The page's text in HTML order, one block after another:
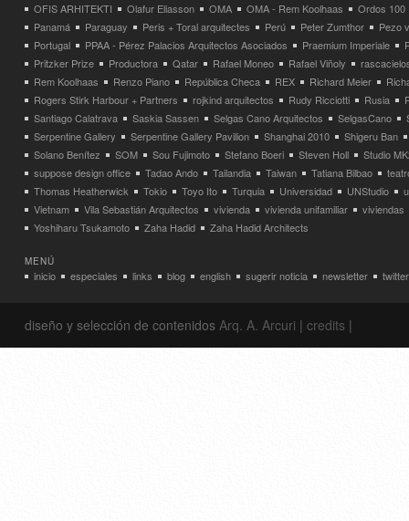
OFIS ARHITEKTI
Olafur Eliasson OMA OMA - Rem Koolhaas
Ordos 100
Panamá
Paraguay Peris + Toral arquitectes Perú Peter Zumthor
Pezo
Portugal
PPAA - Pérez Palacios Arquitectos Asociados Praemium Imperiale
Pritzker Prize
Productora Qatar Rafael Moneo Rafael Viñoly
Rem Koolhaas
Renzo Piano República Checa REX Richard Meier
Rogers Stirk Harbour + Partners
rojkind arquitectos Rudy Ricciotti Rusia
Santiago Calatrava
Saskia Sassen Selgas Cano Arquitectos SelgasCano
Serpentine Gallery
Serpentine Gallery Pavilion Shanghai 2010
Shigeru Ban
Solano Benítez
SOM Sou Fujimoto Stefano Boeri Steven Holl
Studio
suppose design office
Tadao Ando Tailandia Taiwan Tatiana Bilbao
Thomas Heatherwick
Tokio Toyo Ito Turquia Universidad UNStudio
Vietnam
Vila Sebastián Arquitectos vivienda vivienda unifamiliar
viviendas
Yoshiharu Tsukamoto
Zaha Hadid Zaha Hadid Architects
MENÚ
inicio especiales links blog english sugerir noticia newsletter twitter
diseño y selección de contenidos Arq. A. Arcuri | credits |